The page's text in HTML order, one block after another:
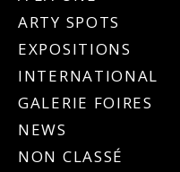
ARTY SPOTS
EXPOSITIONS
INTERNATIONAL
GALERIE FOIRES
NEWS
NON CLASSÉ